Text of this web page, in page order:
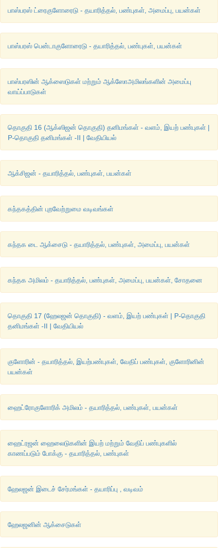
பாஸ்பரஸ் ட்ரைகுளோரைடு - தயாரித்தல், பண்புகள், அமைப்பு, பயன்கள்
பாஸ்பரஸ் பென்டாகுளோரைடு - தயாரித்தல், பண்புகள், பயன்கள்
பாஸ்பரஸின் ஆக்ஸைடுகள் மற்றும் ஆக்ஸோஅமிலங்களின் அமைப்பு
வாய்ப்பாடுகள்
தொகுதி 16 (ஆக்ஸிஜன் தொகுதி) தனிமங்கள் - வளம், இயற் பண்புகள் |
P-தொகுதி தனிமங்கள் -II | வேதியியல்
ஆக்சிஜன் - தயாரித்தல், பண்புகள், பயன்கள்
கந்தகத்தின் புறவேற்றுமை வடிவங்கள்
கந்தக டை ஆக்சைடு - தயாரித்தல், பண்புகள், அமைப்பு, பயன்கள்
கந்தக அமிலம் - தயாரித்தல், பண்புகள், அமைப்பு, பயன்கள், சோதனை
தொகுதி 17 (ஹேலஜன் தொகுதி) - வளம், இயற் பண்புகள் | P-தொகுதி
தனிமங்கள் -II | வேதியியல்
குளோரின் - தயாரித்தல், இயற்பண்புகள், வேதிப் பண்புகள், குளோரினின்
பயன்கள்
ஹைட்ரோகுளோரிக் அமிலம் - தயாரித்தல், பண்புகள், பயன்கள்
ஹைட்ரஜன் ஹைலைடுகளின் இயற் மற்றும் வேதிப் பண்புகளில்
காணப்படும் போக்கு - தயாரித்தல், பண்புகள்
ஹேலஜன் இடைச் சேர்மங்கள் - தயாரிப்பு , வடிவம்
ஹேலஜனின் ஆக்சைடுகள்